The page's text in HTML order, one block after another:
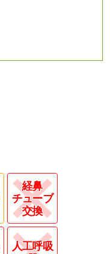
経鼻
チューブ
交換
人工呼吸